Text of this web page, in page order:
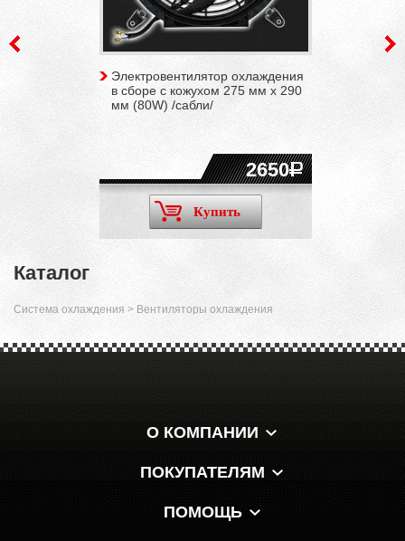
Электровентилятор охлаждения
в сборе с кожухом 275 мм х 290
мм (80W) /сабли/
2650
Купить
Каталог
Система охлаждения > Вентиляторы охлаждения
О КОМПАНИИ
ПОКУПАТЕЛЯМ
ПОМОЩЬ